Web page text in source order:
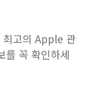
최고의 Apple 관
를 꼭 확인하세